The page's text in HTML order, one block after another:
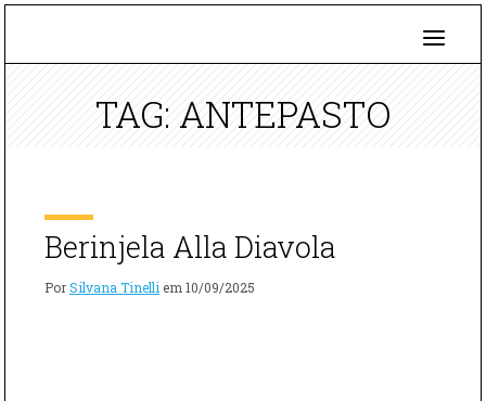
TAG: ANTEPASTO
Berinjela Alla Diavola
PorSilvana Tinelli em 10/09/2025